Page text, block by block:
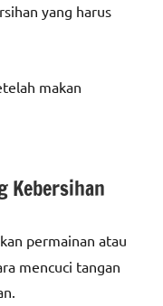
yang harus
makan
Kebersihan
permainan atau
mencuci tangan